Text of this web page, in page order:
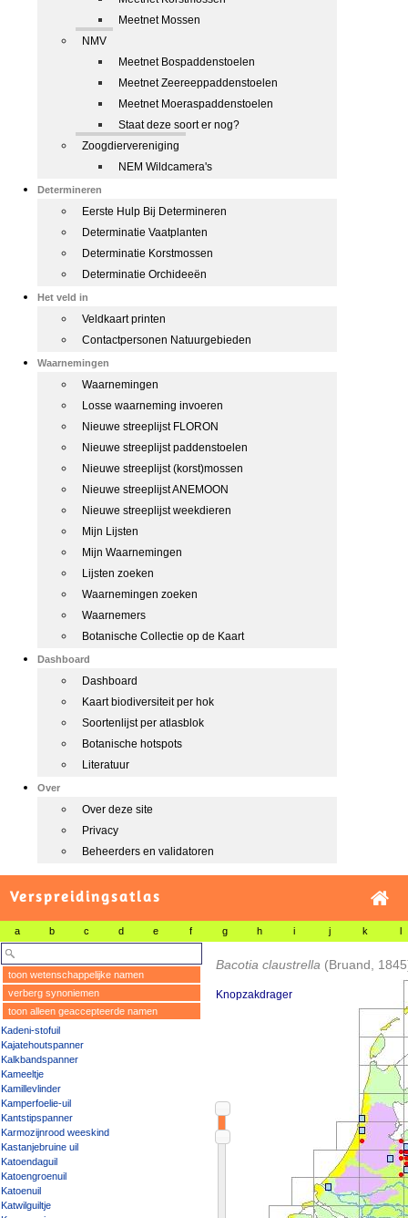
Meetnet Mossen
NMV
Meetnet Bospaddenstoelen
Meetnet Zeereeppaddenstoelen
Meetnet Moeraspaddenstoelen
Staat deze soort er nog?
Zoogdiervereniging
NEM Wildcamera's
Determineren
Eerste Hulp Bij Determineren
Determinatie Vaatplanten
Determinatie Korstmossen
Determinatie Orchideeën
Het veld in
Veldkaart printen
Contactpersonen Natuurgebieden
Waarnemingen
Waarnemingen
Losse waarneming invoeren
Nieuwe streeplijst FLORON
Nieuwe streeplijst paddenstoelen
Nieuwe streeplijst (korst)mossen
Nieuwe streeplijst ANEMOON
Nieuwe streeplijst weekdieren
Mijn Lijsten
Mijn Waarnemingen
Lijsten zoeken
Waarnemingen zoeken
Waarnemers
Botanische Collectie op de Kaart
Dashboard
Dashboard
Kaart biodiversiteit per hok
Soortenlijst per atlasblok
Botanische hotspots
Literatuur
Over
Over deze site
Privacy
Beheerders en validatoren
Verspreidingsatlas
a b c d e f g h i j k l
toon wetenschappelijke namen
verberg synoniemen
toon alleen geaccepteerde namen
Kadeni-stofuil
Kajatehoutspanner
Kalkbandspanner
Kameeltje
Kamillevlinder
Kamperfoelie-uil
Kantstipspanner
Karmozijnrood weeskind
Kastanjebruine uil
Katoendaguil
Katoengroenuil
Katoenuil
Katwilguiltje
Bacotia claustrella (Bruand,
Knopzakdrager